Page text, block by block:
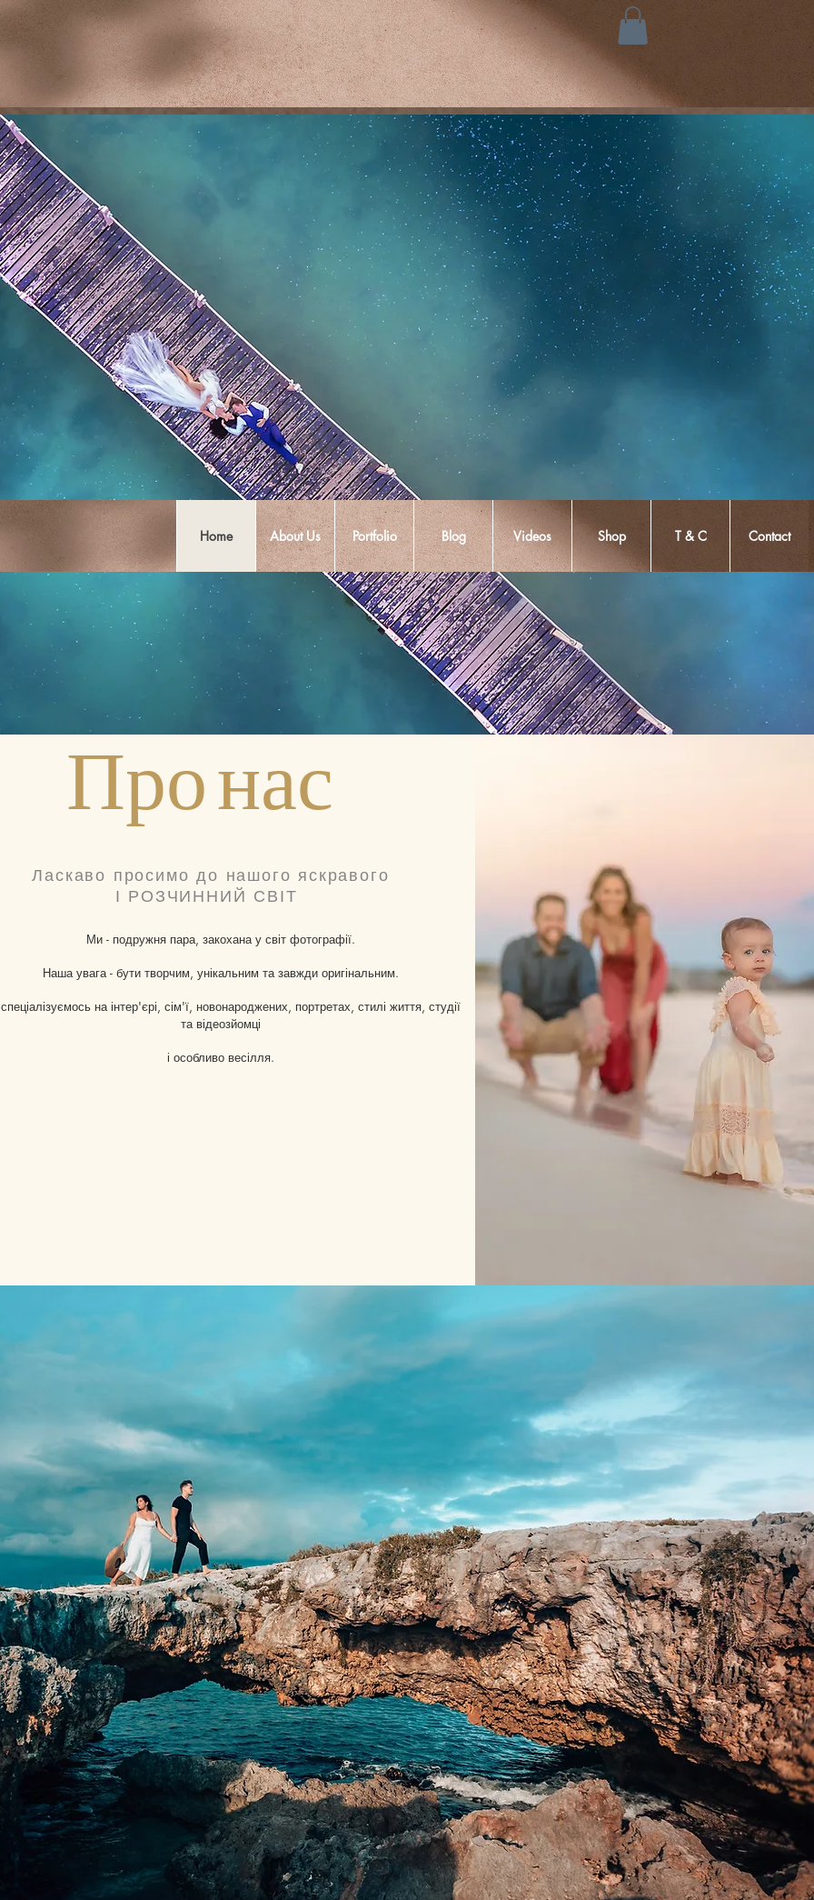
MIK 'N DRIK
Міжнародні фотографи, що знаходяться в Косумелі, Мексика
Home About Us Portfolio Blog Videos Shop T & C Contact
Про нас
Ласкаво просимо до нашого яскравого
І РОЗЧИННИЙ СВІТ
Ми - подружня пара, закохана у світ фотографії.
Наша увага - бути творчим, унікальним та завжди оригінальним.
на інтер'єрі, сім'ї, новонароджених, портретах, стилі життя, студії
та відеозйомці
і особливо весілля.